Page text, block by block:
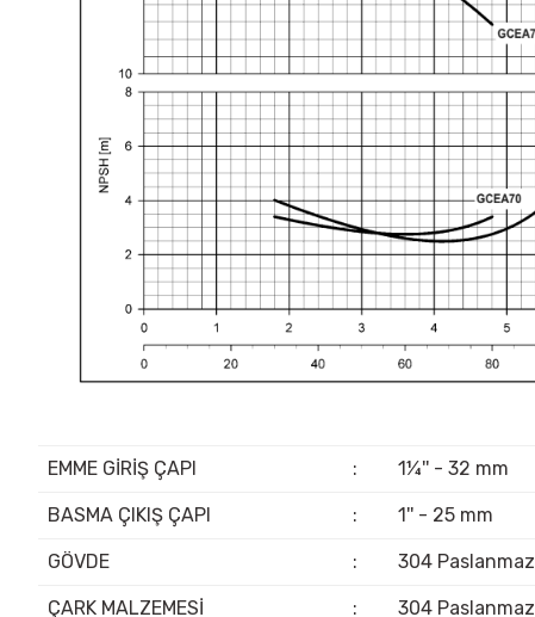
EMME GİRİŞ ÇAPI : 1¼'' - 32 mm
BASMA ÇIKIŞ ÇAPI : 1'' - 25 mm
GÖVDE : 304 Paslanmaz
ÇARK MALZEMESİ : 304 Paslanmaz